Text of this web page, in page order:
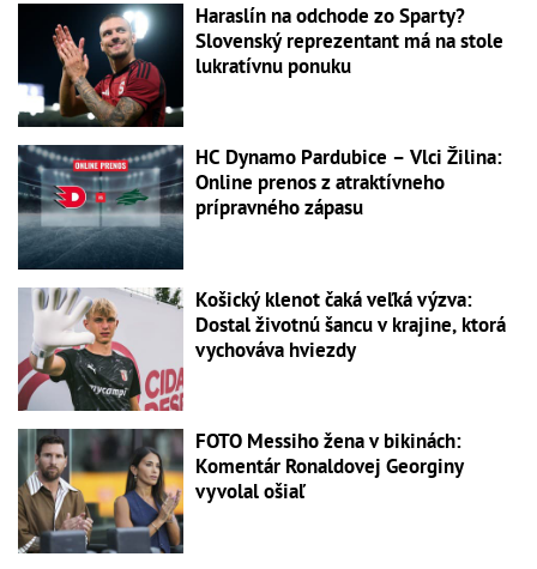
Haraslín na odchode zo Sparty?
Slovenský reprezentant má na stole
lukratívnu ponuku
HC Dynamo Pardubice – Vlci Žilina:
Online prenos z atraktívneho
prípravného zápasu
Košický klenot čaká veľká výzva:
Dostal životnú šancu v krajine, ktorá
vychováva hviezdy
FOTO Messiho žena v bikinách:
Komentár Ronaldovej Georginy
vyvolal ošiaľ